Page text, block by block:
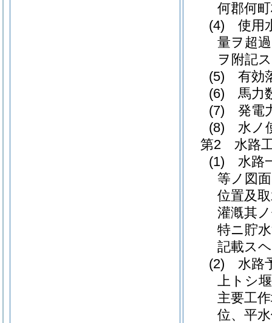
何郡何
(4) 使用
量ヲ超
ヲ附記
(5) 有効
(6) 馬力
(7) 発電
(8) 水ノ
第2 水路
(1) 水路
等ノ図
位置及
灌漑其
特ニ貯
記載ス
(2) 水路
上トシ
主要工
位、平